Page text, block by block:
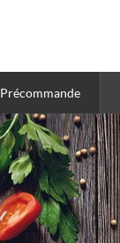
Précommande